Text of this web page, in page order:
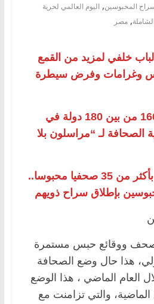
المحبوسين, اليوم العالمي لحرية
, مصر
خلفي لمزيد من القمع
وغرامات وفرض سيطرة
مصر تتراجع للمرتبة 166 من بين 180 دولة في
الصحافة لـ “مراسلون بلا
منظمات ترصد قوائم بأكثر من 35 صحفيا محبوسا..
بإطلاق سراح ذويهم
ووقائع حبس مستمرة
هذا حال وضع الصحافة
العام الماضي ، هذا الوضع
الماضية، والتي تزامنت مع